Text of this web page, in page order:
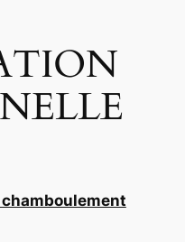
chamboulement